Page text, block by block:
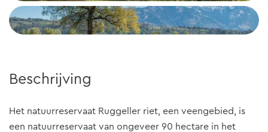
Beschrijving
Het natuurreservaat Ruggeller riet, een veengebied, is
een natuurreservaat van ongeveer 90 hectare in het